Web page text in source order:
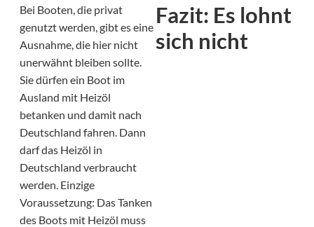
Bei Booten, die privat
genutzt werden, gibt es eine
Ausnahme, die hier nicht
unerwähnt bleiben sollte.
Sie dürfen ein Boot im
Ausland mit Heizöl
betanken und damit nach
Deutschland fahren. Dann
darf das Heizöl in
Deutschland verbraucht
werden. Einzige
Voraussetzung: Das Tanken
des Boots mit Heizöl muss
Fazit: Es lohnt
sich nicht